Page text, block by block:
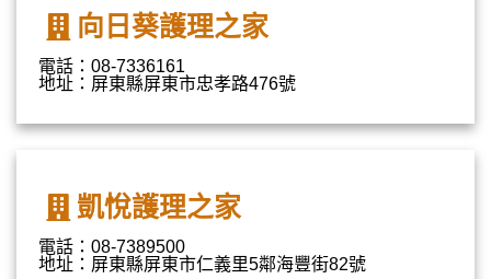
向日葵護理之家
電話：08-7336161
地址：屏東縣屏東市忠孝路476號
凱悅護理之家
電話：08-7389500
地址：屏東縣屏東市仁義里5鄰海豐街82號